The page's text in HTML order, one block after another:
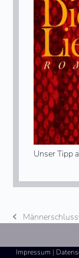
Unser Tipp
vorheriger
Impressum |